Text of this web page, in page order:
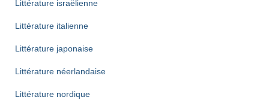
Littérature israëlienne
Littérature italienne
Littérature japonaise
Littérature néerlandaise
Littérature nordique